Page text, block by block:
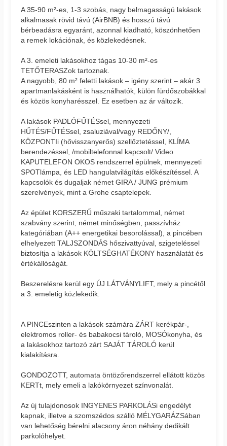
A 35-90 m²-es, 1-3 szobás, nagy belmagasságú lakások
alkalmasak rövid távú (AirBNB) és hosszú távú
bérbeadásra egyaránt, azonnal kiadható, köszönhetően
a remek lokációnak, és közlekedésnek.
A 3. emeleti lakásokhoz tágas 10-30 m²-es
TETŐTERASZok tartoznak.
A nagyobb, 80 m² feletti lakások – igény szerint – akár 3
apartmanlakásként is használhatók, külön fürdőszobákkal
és közös konyharésszel. Ez esetben az ár változik.
A lakások PADLÓFŰTÉSsel, mennyezeti
HŰTÉS/FŰTÉSsel, zsaluziával/vagy REDŐNY/,
KÖZPONTIi (hővisszanyerős) szellőztetéssel, KLÍMA
berendezéssel, /mobiltelefonnal kapcsolt/ Video
KAPUTELEFON OKOS rendszerrel épülnek, mennyezeti
SPOTlámpa, és LED hangulatvilágítás előkészítéssel. A
kapcsolók és dugaljak német GIRA / JUNG prémium
szerelvények, mint a Grohe csaptelepek.
Az épület KORSZERŰ műszaki tartalommal, német
szabvány szerint, német minőségben, passzívház
kategóriában (A++ energetikai besorolással), a pincében
elhelyezett TALJSZONDÁS hőszivattyúval, szigeteléssel
biztosítja a lakások KÖLTSÉGHATÉKONY használatát és
értékállóságát.
Beszerelésre kerül egy ÚJ LÁTVÁNYLIFT, mely a pincétől
a 3. emeletig közlekedik.
A PINCEszinten a lakások számára ZÁRT kerékpár-,
elektromos roller- és babakocsi tároló, MOSÓkonyha, és
a lakásokhoz tartozó zárt SAJÁT TÁROLÓ kerül
kialakításra.
GONDOZOTT, automata öntözőrendszerrel ellátott közös
KERTt, mely emeli a lakókörnyezet színvonalát.
Az új tulajdonosok INGYENES PARKOLÁSi engedélyt
kapnak, illetve a szomszédos szálló MÉLYGARÁZSában
van lehetőség bérelni alacsony áron néhány dedikált
parkolóhelyet.